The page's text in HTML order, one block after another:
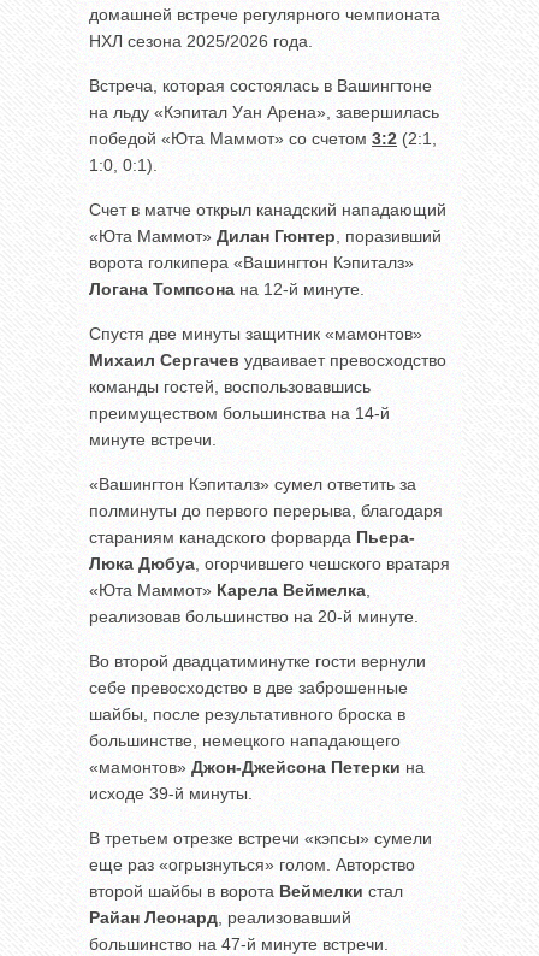
домашней встрече регулярного чемпионата
НХЛ сезона 2025/2026 года.
Встреча, которая состоялась в Вашингтоне
на льду «Кэпитал Уан Арена», завершилась
победой «Юта Маммот» со счетом 3:2 (2:1,
1:0, 0:1).
Счет в матче открыл канадский нападающий
«Юта Маммот» Дилан Гюнтер , поразивший
ворота голкипера «Вашингтон Кэпиталз»
Логана Томпсона на 12-й минуте.
Спустя две минуты защитник «мамонтов»
Михаил Сергачев удваивает превосходство
команды гостей, воспользовавшись
преимуществом большинства на 14-й
минуте встречи.
«Вашингтон Кэпиталз» сумел ответить за
полминуты до первого перерыва, благодаря
стараниям канадского форварда Пьера-
Люка Дюбуа , огорчившего чешского вратаря
«Юта Маммот» Карела Веймелка
реализовав большинство на 20-й минуте.
Во второй двадцатиминутке гости вернули
себе превосходство в две заброшенные
шайбы, после результативного броска в
большинстве, немецкого нападающего
«мамонтов» Джон-Джейсона Петерки на
исходе 39-й минуты.
В третьем отрезке встречи «кэпсы» сумели
еще раз «огрызнуться» голом. Авторство
второй шайбы в ворота Веймелки стал
Райан Леонард , реализовавший
большинство на 47-й минуте встречи.